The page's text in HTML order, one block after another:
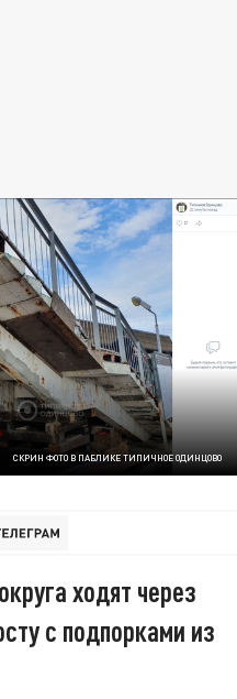
СКРИН ФОТО В ПАБЛИКЕ ТИПИЧНОЕ ОДИНЦОВО
ходят через
с подпорками из